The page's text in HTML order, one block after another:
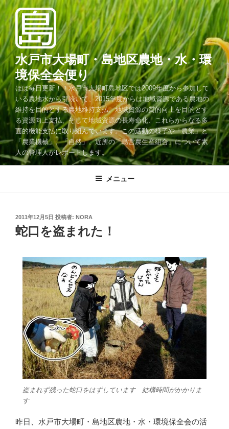
コ
ン
テ
ン
ツ
へ
ス
キ
ッ
水戸市大場町・島地区農地・水・環
境保全会便り
ほぼ毎日更新！！水戸市大場町島地区では2009年度から参加して
いる農地水から引続いて、2015年度からは地域資源である農地の
維持を目的とする農地維持支払、地域資源の質的向上を目的とす
る資源向上支払、そして地域資源の長寿命化、これらからなる多
面的機能支払に取り組んでいます。この活動の様子や「農業」と
「農業機械」、「自然」、近所の「島営農生産組合」について素
人の管理人がレポートします。
メニュー
投
稿
日:
2011年12月5日 投稿者: NORA
蛇口を盗まれた！
盗まれず残った蛇口をはずしています 結構時間がかかりま
す
昨日、水戸市大場町・島地区農地・水・環境保全会の活